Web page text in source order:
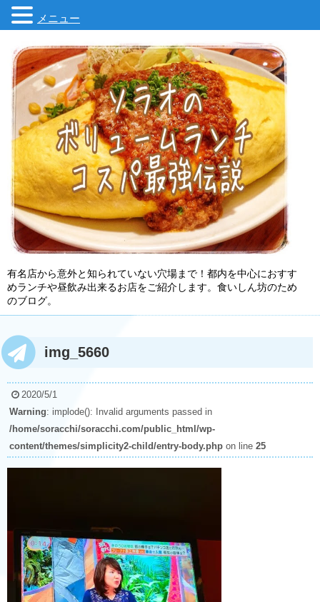
有名店から意外と知られていない穴場まで！都内を中心におすす
めランチや昼飲み出来るお店をご紹介します。食いしん坊のため
のブログ。
img_5660
2020/5/1
Warning: implode(): Invalid arguments passed in
/home/soracchi/soracchi.com/public_html/wp-
content/themes/simplicity2-child/entry-body.php on line 25
メニュー